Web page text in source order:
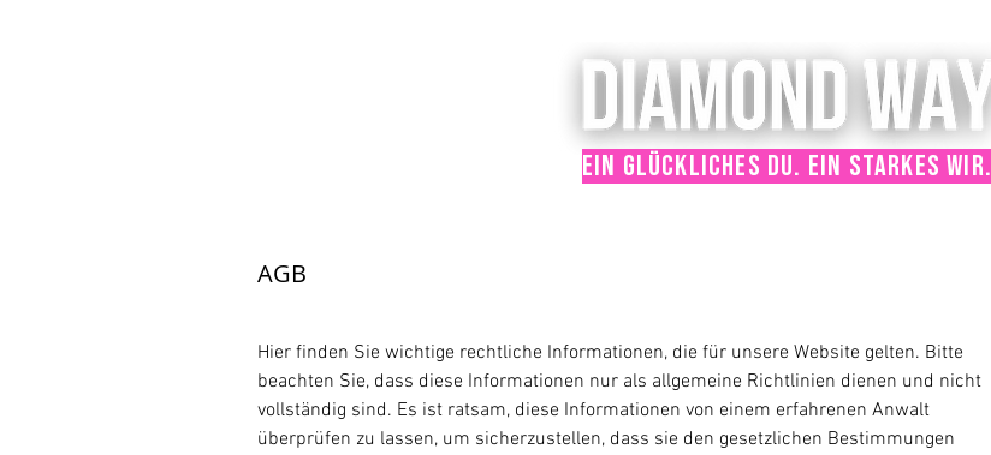
ein glückliches du. ein starkes wir.
AGB
Hier finden Sie wichtige rechtliche Informationen, die für unsere Website gelten. Bitte
beachten Sie, dass diese Informationen nur als allgemeine Richtlinien dienen und nicht
vollständig sind. Es ist ratsam, diese Informationen von einem erfahrenen Anwalt
überprüfen zu lassen, um sicherzustellen, dass sie den gesetzlichen Bestimmungen